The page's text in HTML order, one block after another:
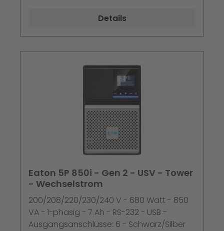
Details
Eaton 5P 850i - Gen 2 - USV - Tower
- Wechselstrom
200/208/220/230/240 V - 680 Watt - 850
VA - 1-phasig - 7 Ah - RS-232 - USB -
Ausgangsanschlüsse: 6 - Schwarz/Silber